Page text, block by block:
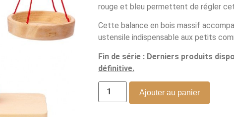
rouge et bleu permettent de régler
Cette balance en bois massif
ustensile indispensable aux petits
Fin de série : Derniers produits
définitive.
Ajouter au panier